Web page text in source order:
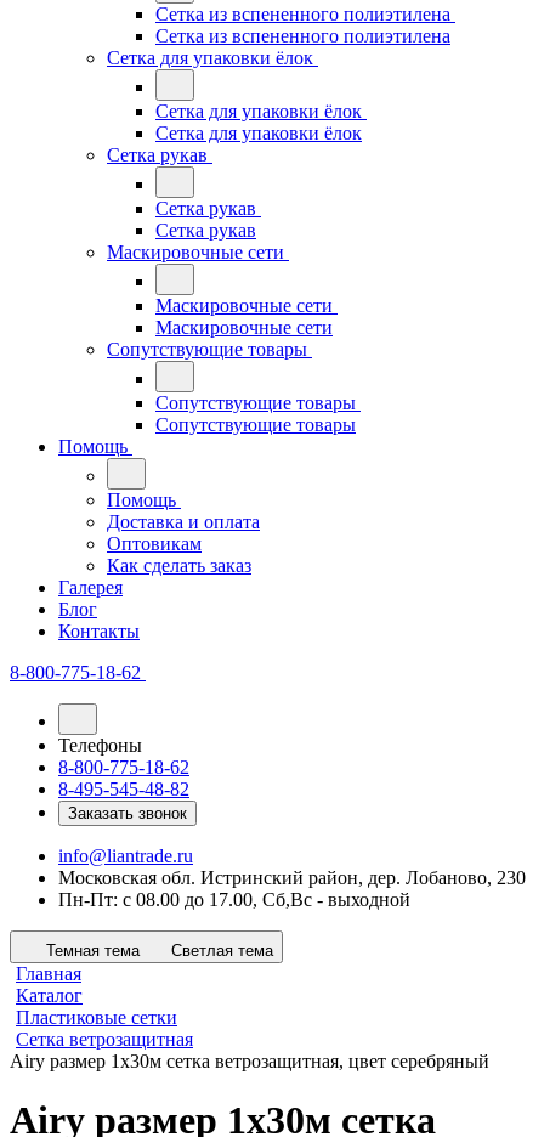
Сетка из вспененного полиэтилена
Сетка из вспененного полиэтилена
Сетка для упаковки ёлок
Сетка для упаковки ёлок
Сетка для упаковки ёлок
Сетка рукав
Сетка рукав
Сетка рукав
Маскировочные сети
Маскировочные сети
Маскировочные сети
Сопутствующие товары
Сопутствующие товары
Сопутствующие товары
Помощь
Помощь
Доставка и оплата
Оптовикам
Как сделать заказ
Галерея
Блог
Контакты
8-800-775-18-62
Телефоны
8-800-775-18-62
8-495-545-48-82
Заказать звонок
info@liantrade.ru
Московская обл. Истринский район, дер. Лобаново, 230
Пн-Пт: c 08.00 до 17.00, Cб,Вс - выходной
Темная тема Светлая тема
Главная
Каталог
Пластиковые сетки
Сетка ветрозащитная
Airy размер 1х30м сетка ветрозащитная, цвет серебряный
Airy размер 1х30м сетка